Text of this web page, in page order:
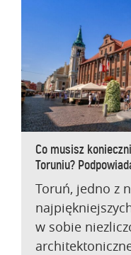
Co musisz
Toruniu?
Toruń, jedno z
w sobie